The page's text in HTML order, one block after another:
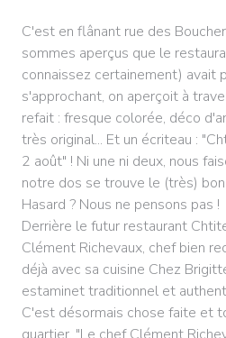
C'est en flânant rue des
sommes aperçus que le
connaissez certainement) avait
s'approchant, on aperçoit à
refait : fresque colorée, déco
très original... Et un écriteau :
2 août" ! Ni une ni deux, nous
notre dos se trouve le (très)
Hasard ? Nous ne pensons pas !
Derrière le futur restaurant
Clément Richevaux, chef bien
déjà avec sa cuisine Chez
estaminet traditionnel et
C'est désormais chose faite et